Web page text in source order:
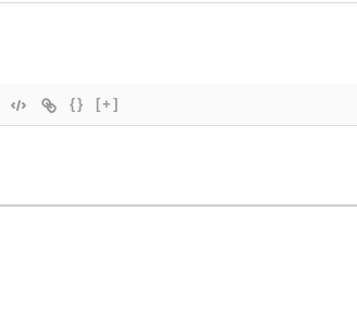
{} [+]